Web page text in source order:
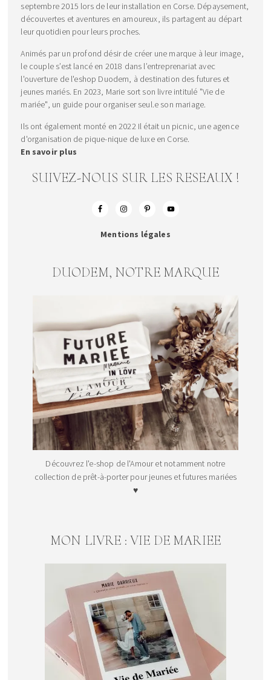
septembre 2015 lors de leur installation en Corse. Dépaysement,
découvertes et aventures en amoureux, ils partagent au départ
leur quotidien pour leurs proches.
Animés par un profond désir de créer une marque à leur image,
le couple s’est lancé en 2018 dans l’entreprenariat avec
l'ouverture de l'eshop Duodem, à destination des futures et
jeunes mariés. En 2023, Marie sort son livre intitulé "Vie de
mariée", un guide pour organiser seul.e son mariage.
Ils ont également monté en 2022 Il était un picnic, une agence
d'organisation de pique-nique de luxe en Corse.
En savoir plus
SUIVEZ-NOUS SUR LES RESEAUX !
Mentions légales
DUODEM, NOTRE MARQUE
Découvrez l'e-shop de l'Amour et notamment notre
collection de prêt-à-porter pour jeunes et futures mariées
♥
MON LIVRE : VIE DE MARIEE